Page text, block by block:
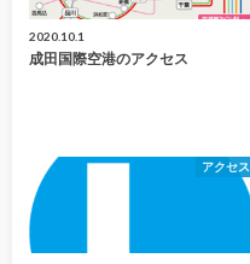
2020.10.1
成田国際空港のアクセス
アクセス